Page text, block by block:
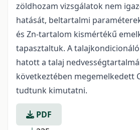
zöldhozam vizsgálatok nem
hatását, beltartalmi
és Zn-tartalom kismértékű
tapasztaltuk. A
hatott a talaj
következtében megemelkedett
tudtunk kimutatni.
PDF